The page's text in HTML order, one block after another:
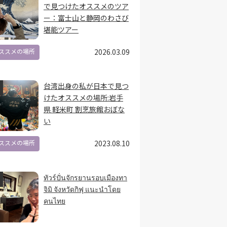
スメの場所
で見つけたオススメのツア
ー：富士山と静岡のわさび
堪能ツアー
2026.03.09
スメの場所
台湾出身の私が日本で見つ
けたオススメの場所:岩手
県 軽米町 割烹旅館おぼな
い
2023.08.10
ทัวร์ปั่นจักรยานรอบเมืองทา
จิมิ จังหวัดกิฟุ แนะนำโดย
คนไทย